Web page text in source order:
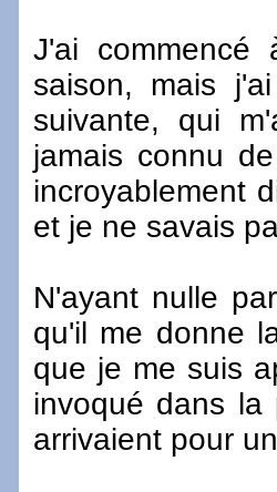
J'ai
saison, mais
suivante, qui
jamais connu
incroyablement
et je ne savais
N'ayant nulle
qu'il me donne
que je me suis
invoqué dans la
arrivaient pour